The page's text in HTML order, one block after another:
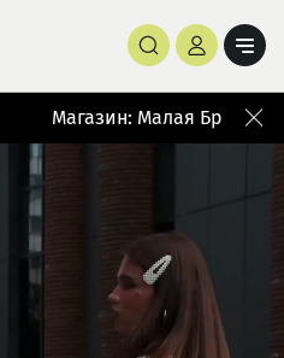
Магазин: Малая Бронная 42/14